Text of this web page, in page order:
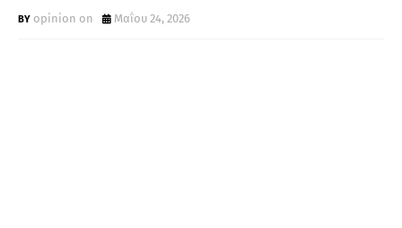
opinion on Μαΐου 24, 2026